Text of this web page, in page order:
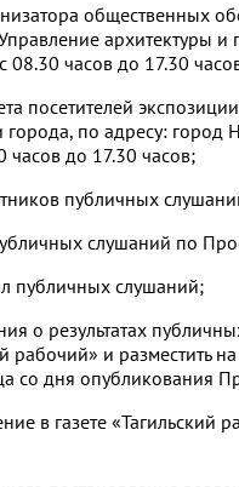
общественных
архитектуры и
08.30 часов до 17.30
посетителей
города, по адресу:
часов до 17.30 часов;
публичных
слушаний по
публичных слушаний;
о результатах
рабочий» и разместить
со дня опубликования
в газете «Тагильский